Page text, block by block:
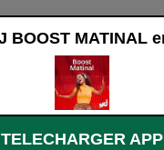
TELECHARGER APP